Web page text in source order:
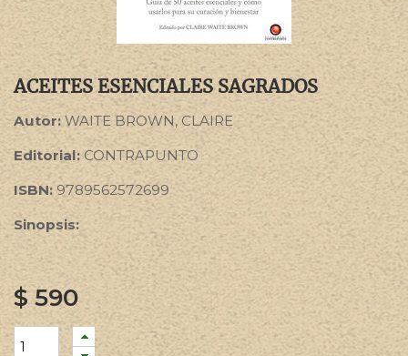
ACEITES ESENCIALES SAGRADOS
Autor: WAITE BROWN, CLAIRE
Editorial: CONTRAPUNTO
ISBN: 9789562572699
Sinopsis:
$590